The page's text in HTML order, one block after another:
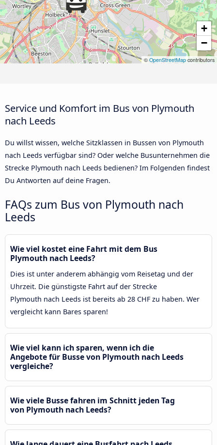
+
−
© OpenStreetMap contributors
Service und Komfort im Bus von Plymouth
nach Leeds
Du willst wissen, welche Sitzklassen in Bussen von Plymouth
nach Leeds verfügbar sind? Oder welche Busunternehmen die
Strecke Plymouth nach Leeds bedienen? Im Folgenden findest
Du Antworten auf deine Fragen.
FAQs zum Bus von Plymouth nach
Leeds
Wie viel kostet eine Fahrt mit dem Bus
Plymouth nach Leeds?
Dies ist unter anderem abhängig vom Reisetag und der
Uhrzeit. Die günstigste Fahrt auf der Strecke
Plymouth nach Leeds ist bereits ab 28 CHF zu haben. Wer
vergleicht kann Bares sparen!
Wie viel kann ich sparen, wenn ich die
Angebote für Busse von Plymouth nach Leeds
vergleiche?
Wie viele Busse fahren im Schnitt jeden Tag
von Plymouth nach Leeds?